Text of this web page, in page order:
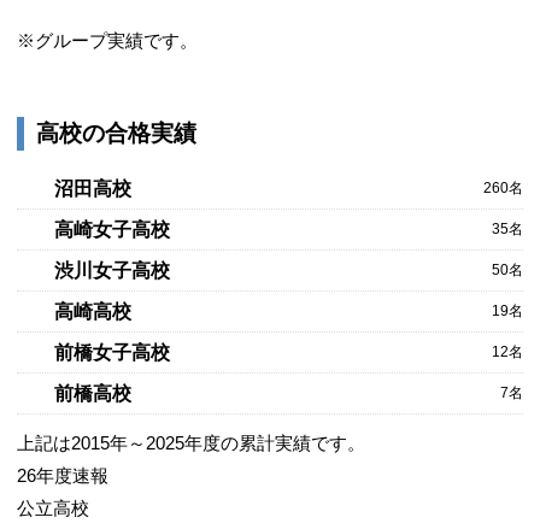
※グループ実績です。
高校の合格実績
沼田高校 260名
高崎女子高校 35名
渋川女子高校 50名
高崎高校 19名
前橋女子高校 12名
前橋高校 7名
上記は2015年～2025年度の累計実績です。
26年度速報
公立高校